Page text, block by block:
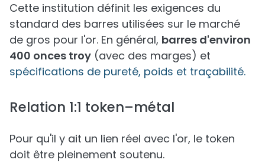
Cette institution définit les exigences du
standard des barres utilisées sur le marché
de gros pour l'or. En général, barres d'environ
400 onces troy (avec des marges) et
spécifications de pureté, poids et traçabilité.
Relation 1:1 token–métal
Pour qu'il y ait un lien réel avec l'or, le token
doit être pleinement soutenu.